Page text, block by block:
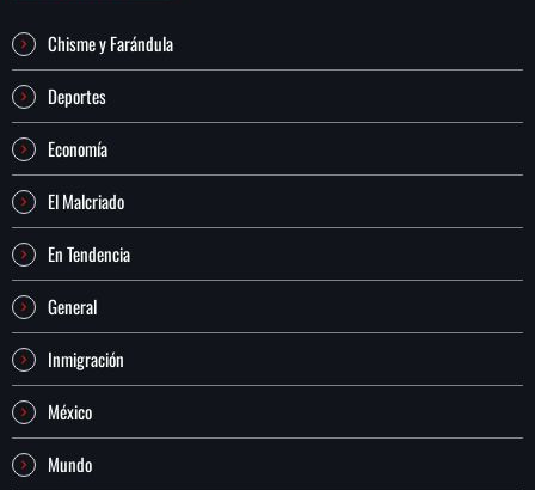
Chisme y Farándula
Deportes
Economía
El Malcriado
En Tendencia
General
Inmigración
México
Mundo